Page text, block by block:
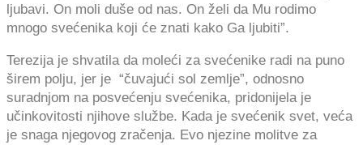
ljubavi. On moli duše od nas. On želi da Mu rodimo
mnogo svećenika koji će znati kako Ga ljubiti”.
Terezija je shvatila da moleći za svećenike radi na puno
širem polju, jer je “čuvajući sol zemlje”, odnosno
suradnjom na posvećenju svećenika, pridonijela je
učinkovitosti njihove službe. Kada je svećenik svet, veća
je snaga njegovog zračenja. Evo njezine molitve za